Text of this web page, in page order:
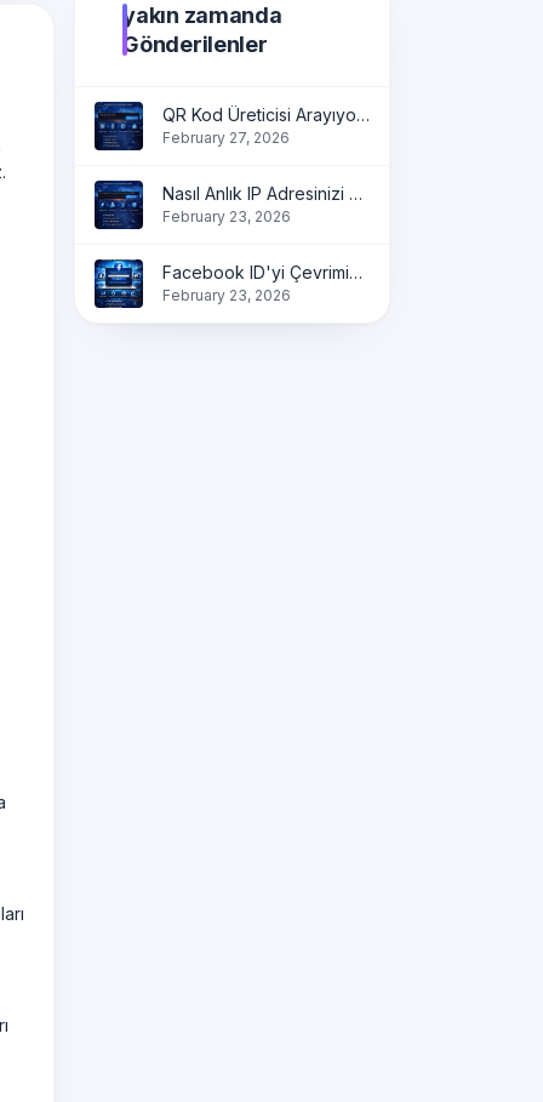
yakın zamanda
Gönderilenler
QR Kod Üreticisi Arayıyorsunuz?
February 27, 2026
Nasıl Anlık IP Adresinizi Bulunuruz?
February 23, 2026
Facebook ID'yi Çevrimiçi Bulun | Profili, Sayfa ve Grup ID'yi Anında Alın
February 23, 2026